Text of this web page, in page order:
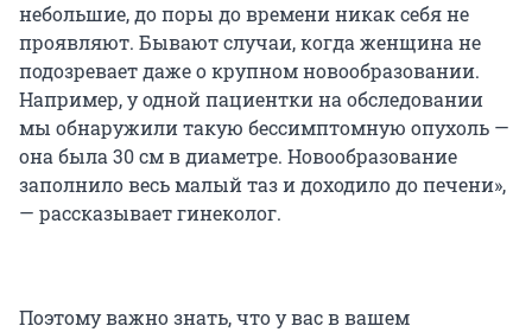
небольшие, до поры до времени никак себя не
проявляют. Бывают случаи, когда женщина не
подозревает даже о крупном новообразовании.
Например, у одной пациентки на обследовании
мы обнаружили такую бессимптомную опухоль —
она была 30 см в диаметре. Новообразование
заполнило весь малый таз и доходило до печени»,
— рассказывает гинеколог.
Поэтому важно знать, что у вас в вашем